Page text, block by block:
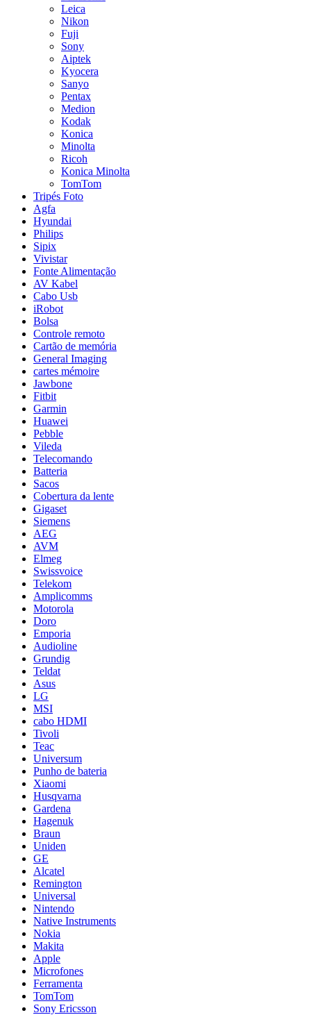
Leica
Nikon
Fuji
Sony
Aiptek
Kyocera
Sanyo
Pentax
Medion
Kodak
Konica
Minolta
Ricoh
Konica Minolta
TomTom
Tripés Foto
Agfa
Hyundai
Philips
Sipix
Vivistar
Fonte Alimentação
AV Kabel
Cabo Usb
iRobot
Bolsa
Controle remoto
Cartão de memória
General Imaging
cartes mémoire
Jawbone
Fitbit
Garmin
Huawei
Pebble
Vileda
Telecomando
Batteria
Sacos
Cobertura da lente
Gigaset
Siemens
AEG
AVM
Elmeg
Swissvoice
Telekom
Amplicomms
Motorola
Doro
Emporia
Audioline
Grundig
Teldat
Asus
LG
MSI
cabo HDMI
Tivoli
Teac
Universum
Punho de bateria
Xiaomi
Husqvarna
Gardena
Hagenuk
Braun
Uniden
GE
Alcatel
Remington
Universal
Nintendo
Native Instruments
Nokia
Makita
Apple
Microfones
Ferramenta
TomTom
Sony Ericsson